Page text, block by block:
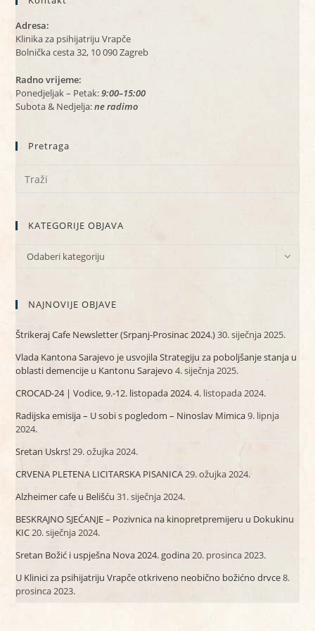
Adresa:
Klinika za psihijatriju Vrapče
Bolnička cesta 32, 10 090 Zagreb
Radno vrijeme:
Ponedjeljak – Petak:9:00–15:00
Subota & Nedjelja:ne radimo
Pretraga
KATEGORIJE OBJAVA
KATEGORIJE
Odaberi kategoriju
NAJNOVIJE OBJAVE
Štrikeraj Cafe Newsletter (Srpanj-Prosinac 2024.)30. siječnja 2025.
Vlada Kantona Sarajevo je usvojila Strategiju za poboljšanje stanja u
oblasti demencije u Kantonu Sarajevo 4. siječnja 2025.
CROCAD-24 | Vodice, 9.-12. listopada 2024.4. listopada 2024.
Radijska emisija – U sobi s pogledom – Ninoslav Mimica9. lipnja
2024.
Sretan Uskrs!29. ožujka 2024.
CRVENA PLETENA LICITARSKA PISANICA29. ožujka 2024.
Alzheimer cafe u Belišću 31. siječnja 2024.
BESKRAJNO SJEĆANJE – Pozivnica na kinopretpremijeru u Dokukinu
KIC20. siječnja 2024.
Sretan Božić i uspješna Nova 2024. godina20. prosinca 2023.
U Klinici za psihijatriju Vrapče otkriveno neobično božićno drvce8.
prosinca 2023.